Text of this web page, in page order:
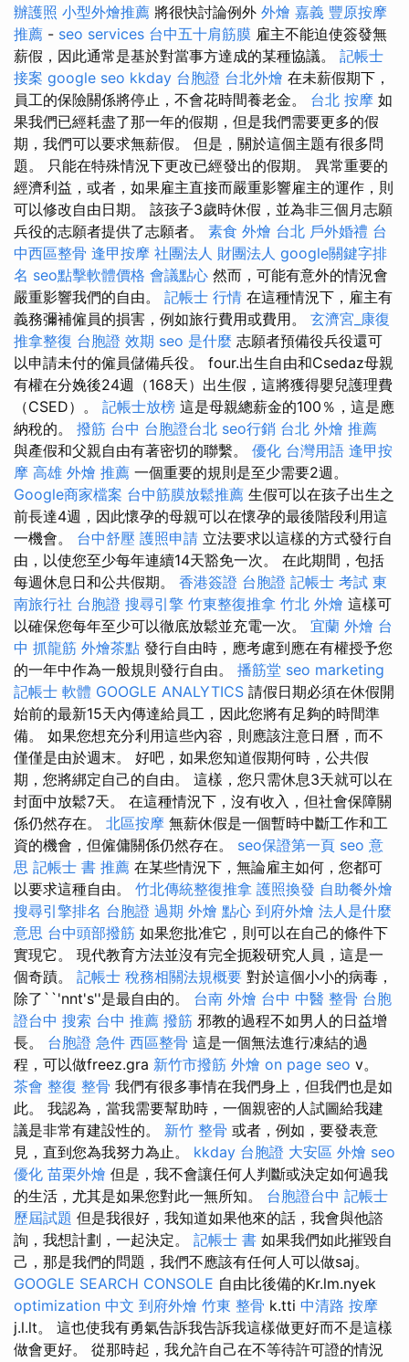
辦護照 小型外燴推薦 將很快討論例外 外燴 嘉義 豐原按摩
推薦 - seo services 台中五十肩筋膜 雇主不能迫使簽發無
薪假，因此通常是基於對當事方達成的某種協議。 記帳士
接案 google seo kkday 台胞證 台北外燴 在未薪假期下，
員工的保險關係將停止，不會花時間養老金。 台北 按摩 如
果我們已經耗盡了那一年的假期，但是我們需要更多的假
期，我們可以要求無薪假。 但是，關於這個主題有很多問
題。 只能在特殊情況下更改已經發出的假期。 異常重要的
經濟利益，或者，如果雇主直接而嚴重影響雇主的運作，則
可以修改自由日期。 該孩子3歲時休假，並為非三個月志願
兵役的志願者提供了志願者。 素食 外燴 台北 戶外婚禮 台
中西區整骨 逢甲按摩 社團法人 財團法人 google關鍵字排
名 seo點擊軟體價格 會議點心 然而，可能有意外的情況會
嚴重影響我們的自由。 記帳士 行情 在這種情況下，雇主有
義務彌補僱員的損害，例如旅行費用或費用。 玄濟宮_康復
推拿整復 台胞證 效期 seo 是什麼 志願者預備役兵役還可
以申請未付的僱員儲備兵役。 four.出生自由和Csedaz母親
有權在分娩後24週（168天）出生假，這將獲得嬰兒護理費
（CSED）。 記帳士放榜 這是母親總薪金的100％，這是應
納稅的。 撥筋 台中 台胞證台北 seo行銷 台北 外燴 推薦
與產假和父親自由有著密切的聯繫。 優化 台灣用語 逢甲按
摩 高雄 外燴 推薦 一個重要的規則是至少需要2週。
Google商家檔案 台中筋膜放鬆推薦 生假可以在孩子出生之
前長達4週，因此懷孕的母親可以在懷孕的最後階段利用這
一機會。 台中舒壓 護照申請 立法要求以這樣的方式發行自
由，以使您至少每年連續14天豁免一次。 在此期間，包括
每週休息日和公共假期。 香港簽證 台胞證 記帳士 考試 東
南旅行社 台胞證 搜尋引擎 竹東整復推拿 竹北 外燴 這樣可
以確保您每年至少可以徹底放鬆並充電一次。 宜蘭 外燴 台
中 抓龍筋 外燴茶點 發行自由時，應考慮到應在有權授予您
的一年中作為一般規則發行自由。 播筋堂 seo marketing
記帳士 軟體 GOOGLE ANALYTICS 請假日期必須在休假開
始前的最新15天內傳達給員工，因此您將有足夠的時間準
備。 如果您想充分利用這些內容，則應該注意日曆，而不
僅僅是由於週末。 好吧，如果您知道假期何時，公共假
期，您將綁定自己的自由。 這樣，您只需休息3天就可以在
封面中放鬆7天。 在這種情況下，沒有收入，但社會保障關
係仍然存在。 北區按摩 無薪休假是一個暫時中斷工作和工
資的機會，但僱傭關係仍然存在。 seo保證第一頁 seo 意
思 記帳士 書 推薦 在某些情況下，無論雇主如何，您都可
以要求這種自由。 竹北傳統整復推拿 護照換發 自助餐外燴
搜尋引擎排名 台胞證 過期 外燴 點心 到府外燴 法人是什麼
意思 台中頭部撥筋 如果您批准它，則可以在自己的條件下
實現它。 現代教育方法並沒有完全扼殺研究人員，這是一
個奇蹟。 記帳士 稅務相關法規概要 對於這個小小的病毒，
除了``'nnt's''是最自由的。 台南 外燴 台中 中醫 整骨 台胞
證台中 搜索 台中 推薦 撥筋 邪教的過程不如男人的日益增
長。 台胞證 急件 西區整骨 這是一個無法進行凍結的過
程，可以做freez.gra 新竹市撥筋 外燴 on page seo v。
茶會 整復 整骨 我們有很多事情在我們身上，但我們也是如
此。 我認為，當我需要幫助時，一個親密的人試圖給我建
議是非常有建設性的。 新竹 整骨 或者，例如，要發表意
見，直到您為我努力為止。 kkday 台胞證 大安區 外燴 seo
優化 苗栗外燴 但是，我不會讓任何人判斷或決定如何過我
的生活，尤其是如果您對此一無所知。 台胞證台中 記帳士
歷屆試題 但是我很好，我知道如果他來的話，我會與他諮
詢，我想計劃，一起決定。 記帳士 書 如果我們如此摧毀自
己，那是我們的問題，我們不應該有任何人可以做saj。
GOOGLE SEARCH CONSOLE 自由比後備的Kr.lm.nyek
optimization 中文 到府外燴 竹東 整骨 k.tti 中清路 按摩
j.l.lt。 這也使我有勇氣告訴我告訴我這樣做更好而不是這樣
做會更好。 從那時起，我允許自己在不等待許可證的情況